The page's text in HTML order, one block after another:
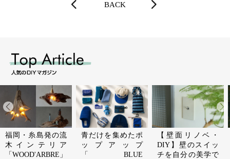
BACK
福岡・糸島発の流
木インテリア
「WOOD'ARBRE」
青だけを集めたポ
ップアップ
「BLUE
【壁面リノベ・
DIY】壁のスイッ
チを自分の美学で